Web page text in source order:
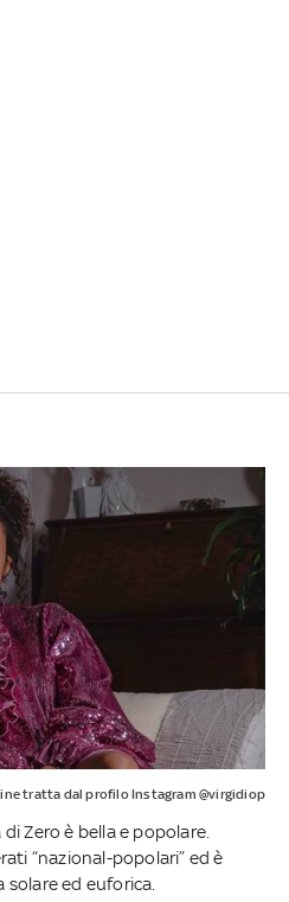
tratta dal profilo Instagram @virgidiop
di Zero è bella e popolare.
“nazional-popolari” ed è
solare ed euforica.